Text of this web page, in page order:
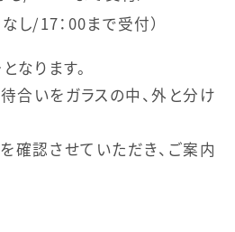
し/17：00まで受付）
なります。
合いをガラスの中、外と分け
認させていただき、ご案内